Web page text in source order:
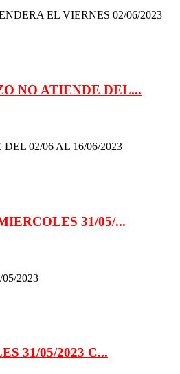
EL VIERNES 02/06/2023
NO ATIENDE DEL...
02/06 AL 16/06/2023
31/05/...
2023
31/05/2023 C...